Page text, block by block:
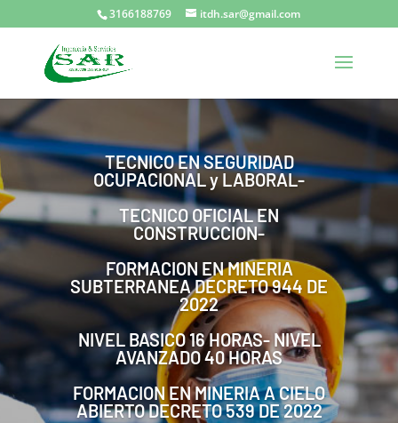
3166188769 itdh.sar@gmail.com
TECNICO EN SEGURIDAD
OCUPACIONAL y LABORAL-
TECNICO OFICIAL EN
CONSTRUCCION-
FORMACION EN MINERIA
SUBTERRANEA DECRETO 944 DE
2022
NIVEL BASICO 16 HORAS- NIVEL
AVANZADO 40 HORAS
FORMACION EN MINERIA A CIELO
ABIERTO DECRETO 539 DE 2022